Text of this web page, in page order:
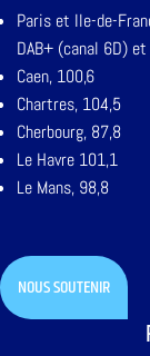
Paris et Ile-de-
DAB+ (canal 6D)
Caen, 100,6
Chartres, 104,5
Cherbourg, 87,8
Le Havre 101,1
Le Mans, 98,8
NOUS SOUTENIR